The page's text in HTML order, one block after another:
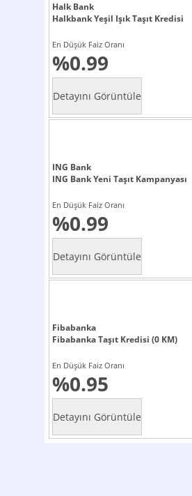
Halk Bank
Halkbank Yeşil Işık Taşıt Kredisi
En Düşük Faiz Oranı
%0.99
ING Bank
ING Bank Yeni Taşıt Kampanyası
En Düşük Faiz Oranı
%0.99
Fibabanka
Fibabanka Taşıt Kredisi (0 KM)
En Düşük Faiz Oranı
%0.95